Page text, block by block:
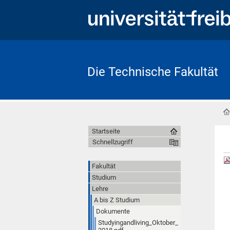
Die Technische Fakultät
Startseite
Schnellzugriff
Fakultät
Studium
Lehre
A bis Z Studium
Dokumente
Studyingandliving_Oktober_